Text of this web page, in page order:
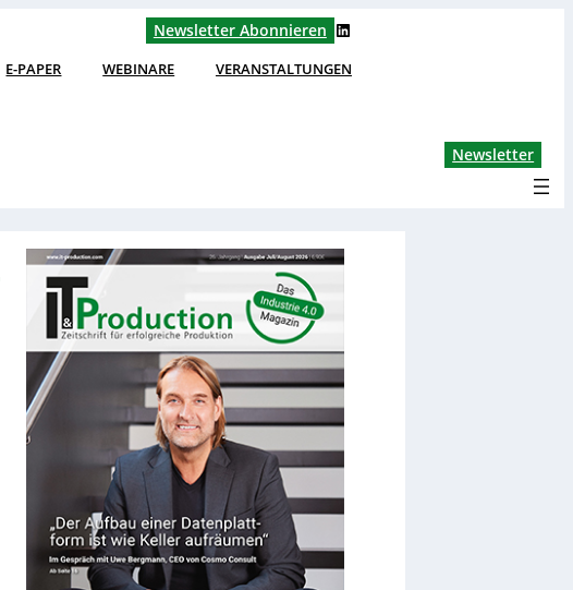
Newsletter Abonnieren LinkedIn
E-PAPER WEBINARE VERANSTALTUNGEN
Newsletter